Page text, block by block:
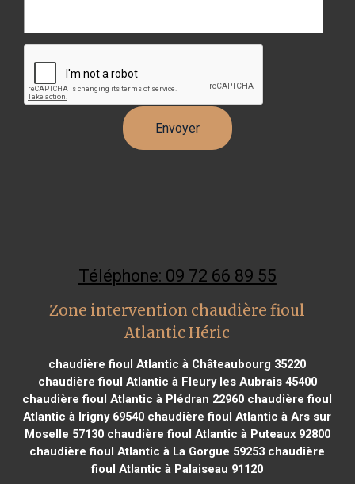
Téléphone: 09 72 66 89 55
Zone intervention chaudière fioul
Atlantic Héric
chaudière fioul Atlantic à Châteaubourg 35220
chaudière fioul Atlantic à Fleury les Aubrais 45400
chaudière fioul Atlantic à Plédran 22960 chaudière fioul
Atlantic à Irigny 69540 chaudière fioul Atlantic à Ars sur
Moselle 57130chaudière fioul Atlantic à Puteaux 92800
chaudière fioul Atlantic à La Gorgue 59253 chaudière
fioul Atlantic à Palaiseau 91120